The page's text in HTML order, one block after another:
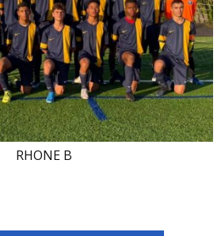
RHONE B